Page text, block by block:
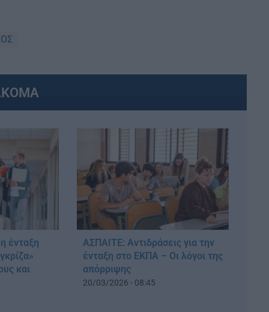
ένταξη
και
ΑΣΠΑΙΤΕ: Αντιδράσεις για την
ένταξη στο ΕΚΠΑ – Οι λόγοι της
απόρριψης
20/03/2026 - 08:45